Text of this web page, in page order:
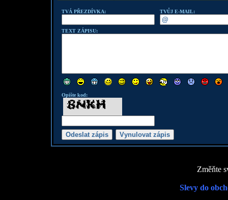
TVÁ PŘEZDÍVKA: TVŮJ E-MAIL:
TEXT ZÁPISU:
Opište kod:
Změňte
Slevy do